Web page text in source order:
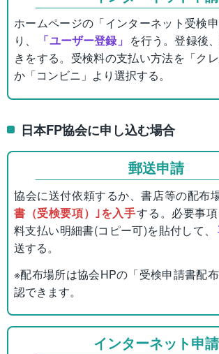
ホームページの「インターネット受検
り、
「ユーザー登録」 を行う。登録後
きをする。受検料の支払い方法を「ク
か「コンビニ」より選択する。
日本FP協会に申し込む場合
郵送申請
協会に送付依頼するか、書店等の配布
書（受検要項）｣を入手する。必要事
料支払い明細書(コピー可)を貼付して、
送する。
※配布場所は協会HPの「受検申請書配
認できます。
インターネット申請